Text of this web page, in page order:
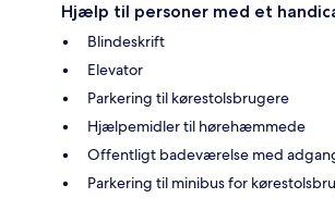
Hjælp til personer med et
Blindeskrift
Elevator
Parkering til kørestolsbrugere
Hjælpemidler til hørehæmmede
Offentligt badeværelse med
Parkering til minibus for